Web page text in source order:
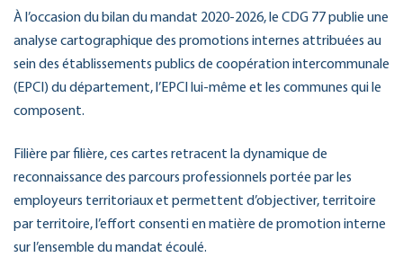
À l’occasion du bilan du mandat 2020-2026, le CDG 77 publie une
analyse cartographique des promotions internes attribuées au
sein des établissements publics de coopération intercommunale
(EPCI) du département, l’EPCI lui-même et les communes qui le
composent.
Filière par filière, ces cartes retracent la dynamique de
reconnaissance des parcours professionnels portée par les
employeurs territoriaux et permettent d’objectiver, territoire
par territoire, l’effort consenti en matière de promotion interne
sur l’ensemble du mandat écoulé.